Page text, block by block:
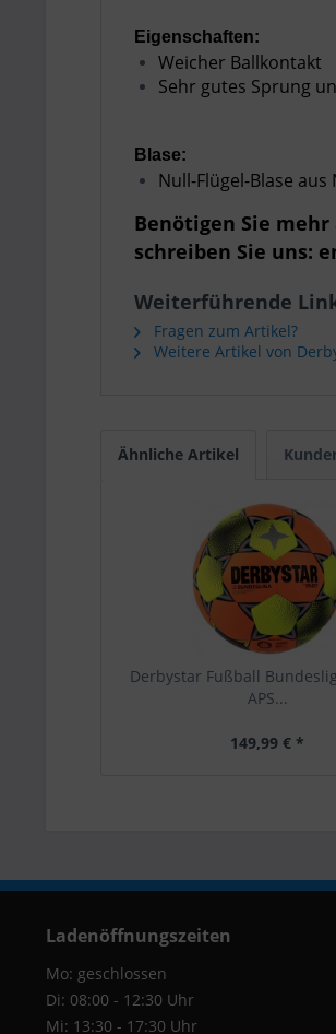
Eigenschaften:
Weicher Ballkontakt
Sehr gutes Sprung
Blase:
Null-Flügel-Blase
Benötigen Sie
schreiben Sie uns:
Weiterführende
Fragen zum Artikel?
Weitere Artikel von
Ähnliche Artikel
Derbystar Fußball
APS...
149,99 € *
Ladenöffnungszeiten
Mo: geschlossen
Di: 08:00 - 12:30 Uhr
Mi: 13:30 - 17:30 Uhr